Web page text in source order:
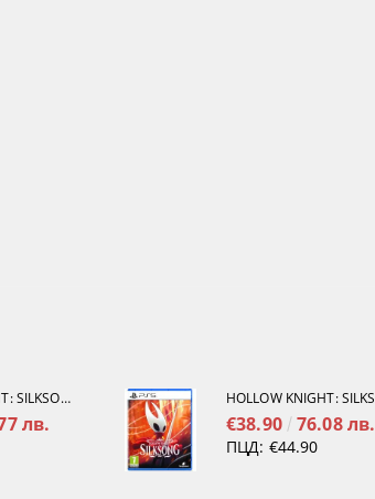
HOLLOW KNIGHT: SILKSONG [NINTENDO SWITCH 2]
лв. €38.90 76.08 лв.
ПЦД: €44.90